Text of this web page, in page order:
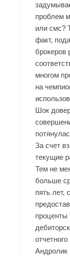
проблем
или смс?
факт,
брокеров
многом
на
Шок
За счет
текущие
Тем не
больше
пять лет,
Андролик